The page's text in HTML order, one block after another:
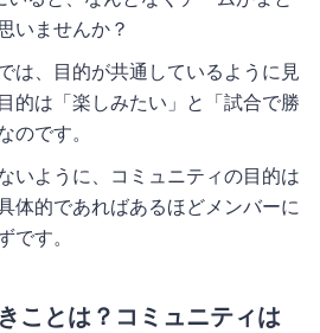
いませんか？
は、目的が共通しているように見
的は「楽しみたい」と「試合で勝
のです。
いように、コミュニティの目的は
体的であればあるほどメンバーに
です。
ことは？コミュニティは